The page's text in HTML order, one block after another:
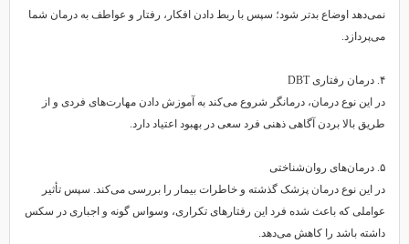
نمی‌دهد اوضاع بدتر شود؛ سپس با ربط دادن افکار، رفتار و عواطف به درمان شما
می‌پردازد.
۴. درمان رفتاری DBT
در این نوع درمان، درمانگر شروع می‌کند به آموزش دادن مهارت‌های فردی و از
طریق بالا بردن آگاهی ذهنی فرد سعی در بهبود اعتیاد دارد.
۵. درمان‌های روان‌شناختی
در این نوع درمان پزشک گذشته و خاطرات بیمار را بررسی می‌کند. سپس تأثیر
عواملی که باعث شده فرد این رفتارهای تکراری، وسواس گونه و اجباری در سکس
داشته باشد را کاهش می‌دهد.